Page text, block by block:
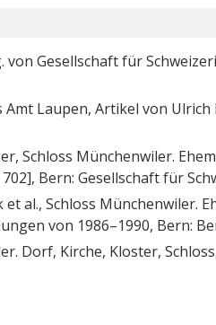
Gesellschaft für
Laupen, Artikel von Ulrich
Schloss Münchenwiler.
Bern: Gesellschaft für
al., Schloss Münchenwiler.
von 1986–1990, Bern:
Dorf, Kirche, Kloster,